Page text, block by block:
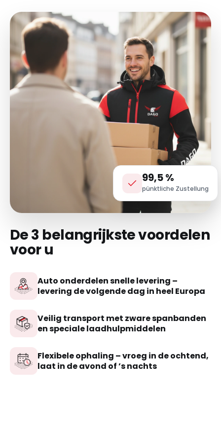
99,5 %
pünktliche Zustellung
De 3 belangrijkste voordelen
voor u
Auto onderdelen snelle levering –
levering de volgende dag in heel Europa
Veilig transport met zware spanbanden
en speciale laadhulpmiddelen
Flexibele ophaling – vroeg in de ochtend,
laat in de avond of ’s nachts